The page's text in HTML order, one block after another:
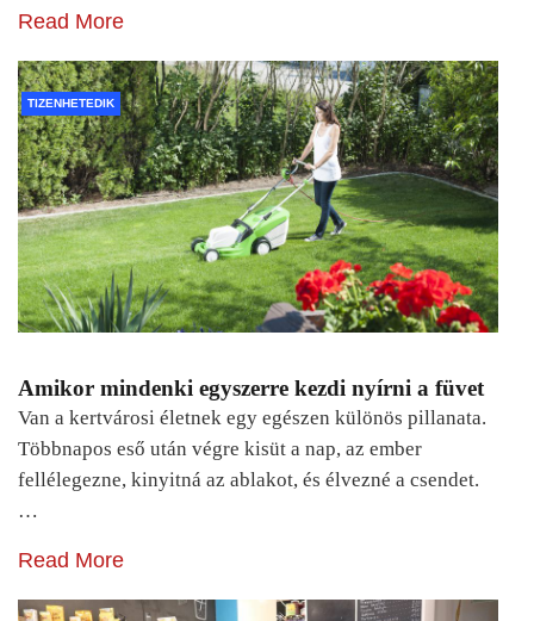
Read More
TIZENHETEDIK
Amikor mindenki egyszerre kezdi nyírni a füvet
Van a kertvárosi életnek egy egészen különös pillanata.
Többnapos eső után végre kisüt a nap, az ember
fellélegezne, kinyitná az ablakot, és élvezné a csendet.
…
Read More